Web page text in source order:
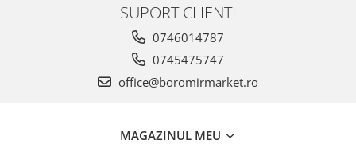
Cozonac Wine Collection
Accesorii Boromir
SUPORT CLIENTI
0746014787
0745475747
office@boromirmarket.ro
MAGAZINUL MEU